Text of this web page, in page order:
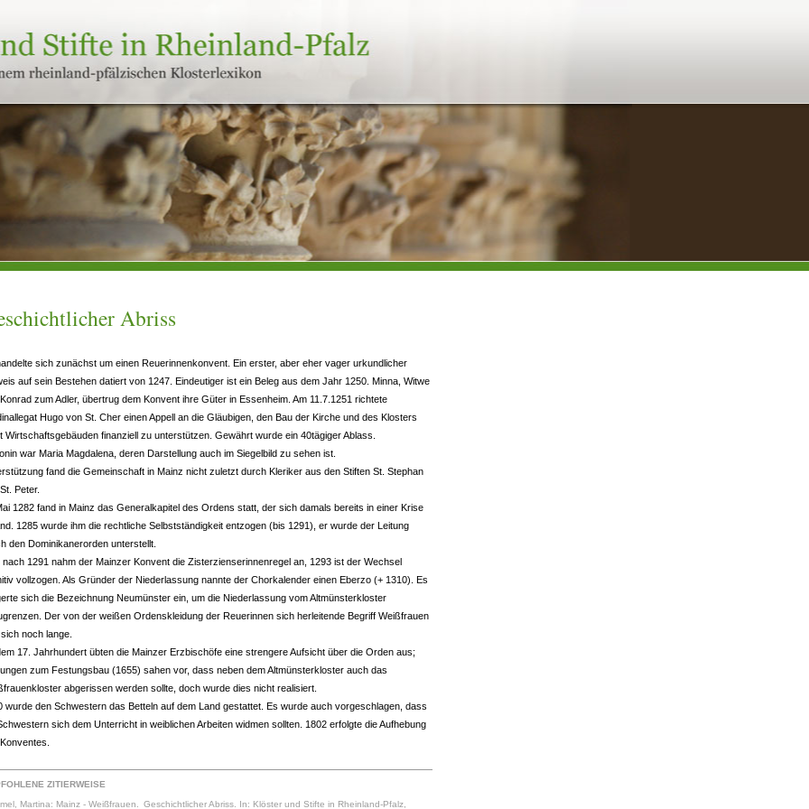
Abriss
sich zunächst um einen Reuerinnenkonvent. Ein erster, aber eher vager urkundlicher
auf sein Bestehen datiert von 1247. Eindeutiger ist ein Beleg aus dem Jahr 1250. Minna, Witwe
zum Adler, übertrug dem Konvent ihre Güter in Essenheim. Am 11.7.1251 richtete
Hugo von St. Cher einen Appell an die Gläubigen, den Bau der Kirche und des Klosters
Wirtschaftsgebäuden finanziell zu unterstützen. Gewährt wurde ein 40tägiger Ablass.
war Maria Magdalena, deren Darstellung auch im Siegelbild zu sehen ist.
fand die Gemeinschaft in Mainz nicht zuletzt durch Kleriker aus den Stiften St. Stephan
Peter.
1282 fand in Mainz das Generalkapitel des Ordens statt, der sich damals bereits in einer Krise
1285 wurde ihm die rechtliche Selbstständigkeit entzogen (bis 1291), er wurde der Leitung
den Dominikanerorden unterstellt.
nach 1291 nahm der Mainzer Konvent die Zisterzienserinnenregel an, 1293 ist der Wechsel
vollzogen. Als Gründer der Niederlassung nannte der Chorkalender einen Eberzo (+ 1310). Es
sich die Bezeichnung Neumünster ein, um die Niederlassung vom Altmünsterkloster
Der von der weißen Ordenskleidung der Reuerinnen sich herleitende Begriff Weißfrauen
noch lange.
17. Jahrhundert übten die Mainzer Erzbischöfe eine strengere Aufsicht über die Orden aus;
zum Festungsbau (1655) sahen vor, dass neben dem Altmünsterkloster auch das
abgerissen werden sollte, doch wurde dies nicht realisiert.
wurde den Schwestern das Betteln auf dem Land gestattet. Es wurde auch vorgeschlagen, dass
sich dem Unterricht in weiblichen Arbeiten widmen sollten. 1802 erfolgte die Aufhebung
ZITIERWEISE
Martina: Mainz - Weißfrauen. Geschichtlicher Abriss. In: Klöster und Stifte in Rheinland-Pfalz,